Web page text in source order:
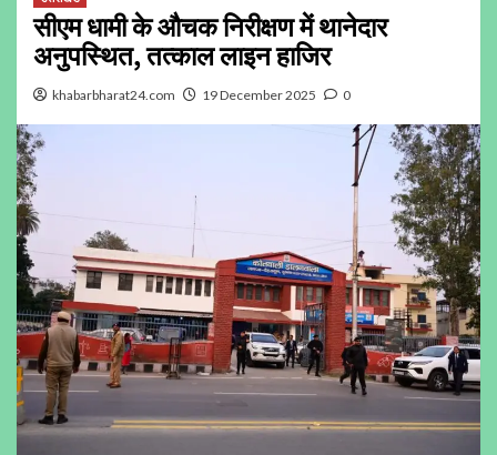
सीएम धामी के औचक निरीक्षण में थानेदार
अनुपस्थित, तत्काल लाइन हाजिर
khabarbharat24.com 19 December 2025 0